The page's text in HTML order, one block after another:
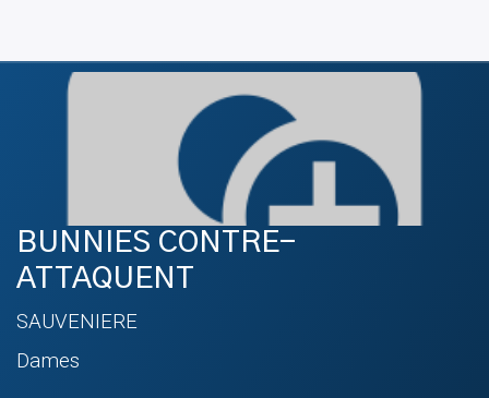
BUNNIES CONTRE-
ATTAQUENT
SAUVENIERE
Dames